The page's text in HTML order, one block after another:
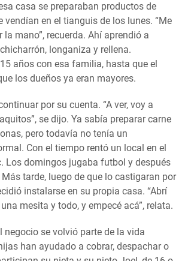
casa se preparaban productos de
vendían en el tianguis de los lunes. “Me
la mano”, recuerda. Ahí aprendió a
longaniza y rellena.
años con esa familia, hasta que el
los dueños ya eran mayores.
por su cuenta. “A ver, voy a
se dijo. Ya sabía preparar carne
pero todavía no tenía un
Con el tiempo rentó un local en el
Los domingos jugaba futbol y después
tarde, luego de que lo castigaran por
instalarse en su propia casa. “Abrí
mesita y todo, y empecé acá”, relata.
negocio se volvió parte de la vida
han ayudado a cobrar, despachar o